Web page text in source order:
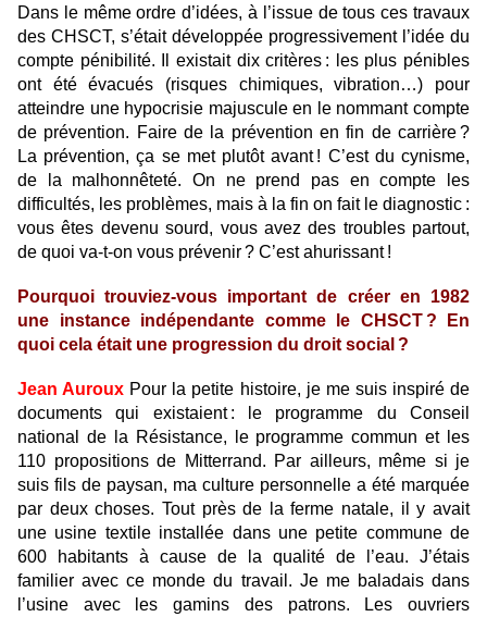
Dans le même ordre d’idées, à l’issue de tous ces travaux
des CHSCT, s’était développée progressivement l’idée du
compte pénibilité. Il existait dix critères : les plus pénibles
ont été évacués (risques chimiques, vibration…) pour
atteindre une hypocrisie majuscule en le nommant compte
de prévention. Faire de la prévention en fin de carrière ?
La prévention, ça se met plutôt avant ! C’est du cynisme,
de la malhonnêteté. On ne prend pas en compte les
difficultés, les problèmes, mais à la fin on fait le diagnostic :
vous êtes devenu sourd, vous avez des troubles partout,
de quoi va-t-on vous prévenir ? C’est ahurissant !
Pourquoi trouviez-vous important de créer en 1982
une instance indépendante comme le CHSCT ? En
quoi cela était une progression du droit social ?
Jean Auroux Pour la petite histoire, je me suis inspiré de
documents qui existaient : le programme du Conseil
national de la Résistance, le programme commun et les
110 propositions de Mitterrand. Par ailleurs, même si je
suis fils de paysan, ma culture personnelle a été marquée
par deux choses. Tout près de la ferme natale, il y avait
une usine textile installée dans une petite commune de
600 habitants à cause de la qualité de l’eau. J’étais
familier avec ce monde du travail. Je me baladais dans
l’usine avec les gamins des patrons. Les ouvriers